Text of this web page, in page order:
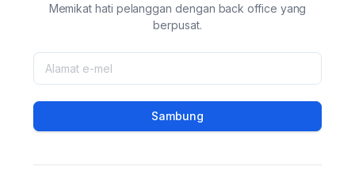
Memikat hati pelanggan dengan back office yang
berpusat.
Sambung